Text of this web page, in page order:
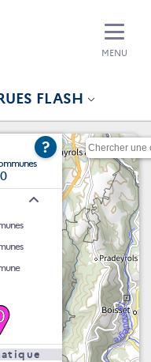
FLASH
MENU
?